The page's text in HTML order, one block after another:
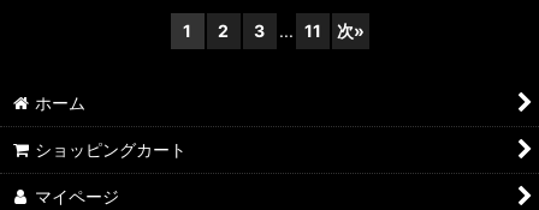
1 2 3 ... 11 次»
ホーム
ショッピングカート
マイページ